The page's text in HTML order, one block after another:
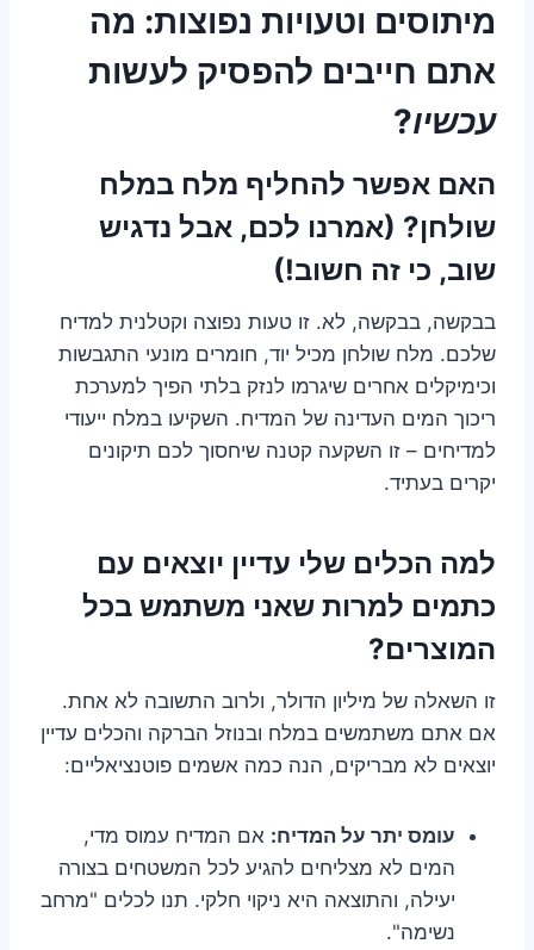
מיתוסים וטעויות נפוצות: מה
אתם חייבים להפסיק לעשות
עכשיו?
האם אפשר להחליף מלח במלח
שולחן? (אמרנו לכם, אבל נדגיש
שוב, כי זה חשוב!)
בבקשה, בבקשה, לא. זו טעות נפוצה וקטלנית למדיח
שלכם. מלח שולחן מכיל יוד, חומרים מונעי התגבשות
וכימיקלים אחרים שיגרמו לנזק בלתי הפיך למערכת
ריכוך המים העדינה של המדיח. השקיעו במלח ייעודי
למדיחים – זו השקעה קטנה שיחסוך לכם תיקונים
יקרים בעתיד.
למה הכלים שלי עדיין יוצאים עם
כתמים למרות שאני משתמש בכל
המוצרים?
זו השאלה של מיליון הדולר, ולרוב התשובה לא אחת.
אם אתם משתמשים במלח ובנוזל הברקה והכלים עדיין
יוצאים לא מבריקים, הנה כמה אשמים פוטנציאליים:
עומס יתר על המדיח: אם המדיח עמוס מדי,
המים לא מצליחים להגיע לכל המשטחים בצורה
יעילה, והתוצאה היא ניקוי חלקי. תנו לכלים "מרחב
נשימה".